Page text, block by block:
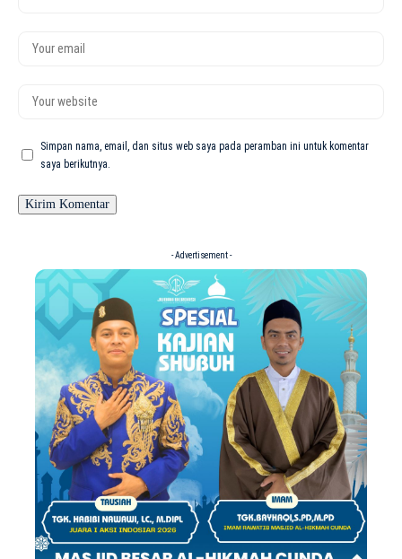
Simpan nama, email, dan situs web saya pada peramban ini untuk komentar
saya berikutnya.
- Advertisement -